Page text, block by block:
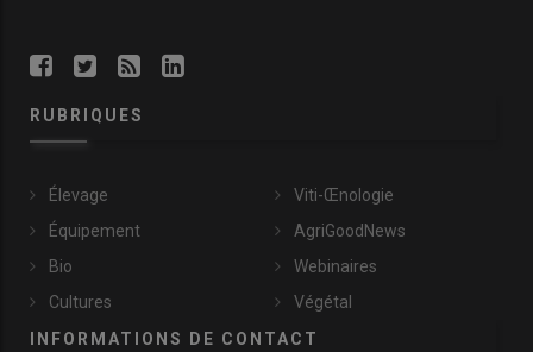
RUBRIQUES
Élevage
Équipement
Bio
Cultures
Viti-Œnologie
AgriGoodNews
Webinaires
Végétal
INFORMATIONS DE CONTACT